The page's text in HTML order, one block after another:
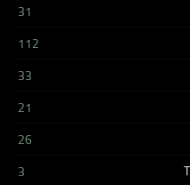
31
112
33
21
26
3